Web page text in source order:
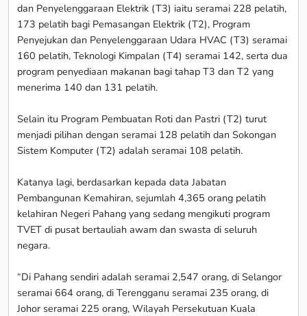
dan Penyelenggaraan Elektrik (T3) iaitu seramai 228 pelatih,
173 pelatih bagi Pemasangan Elektrik (T2), Program
Penyejukan dan Penyelenggaraan Udara HVAC (T3) seramai
160 pelatih, Teknologi Kimpalan (T4) seramai 142, serta dua
program penyediaan makanan bagi tahap T3 dan T2 yang
menerima 140 dan 131 pelatih.
Selain itu Program Pembuatan Roti dan Pastri (T2) turut
menjadi pilihan dengan seramai 128 pelatih dan Sokongan
Sistem Komputer (T2) adalah seramai 108 pelatih.
Katanya lagi, berdasarkan kepada data Jabatan
Pembangunan Kemahiran, sejumlah 4,365 orang pelatih
kelahiran Negeri Pahang yang sedang mengikuti program
TVET di pusat bertauliah awam dan swasta di seluruh
negara.
“Di Pahang sendiri adalah seramai 2,547 orang, di Selangor
seramai 664 orang, di Terengganu seramai 235 orang, di
Johor seramai 225 orang, Wilayah Persekutuan Kuala